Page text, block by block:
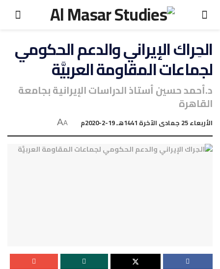
الحِراك الإيراني والدعم الحكومي
لجماعات المقاومة العربيَّة
د.أحمد حسين أستاذ الدراسات الإيرانية بجامعة
القاهرة
الأربعاء 25 جمادى الآخرة 1441هـ 19-2-2020م A
A